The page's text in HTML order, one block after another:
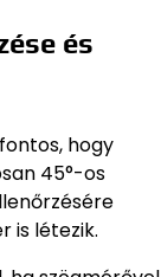
és
hogy
45°-os
is létezik.